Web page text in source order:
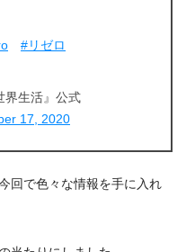
#リゼロ
生活』公式
17, 2020
回で色々な情報を手に入れ